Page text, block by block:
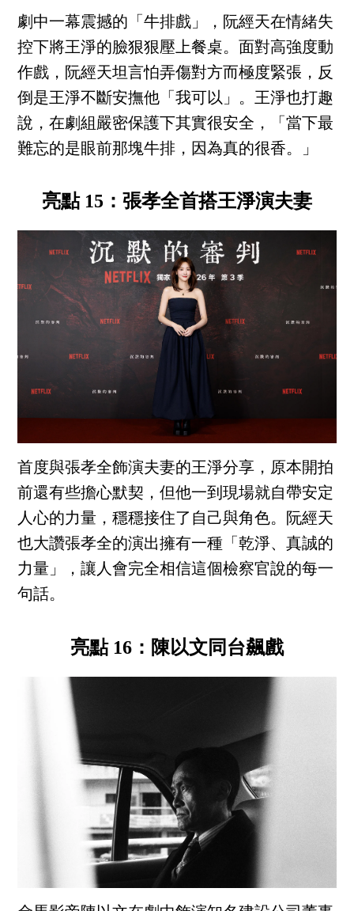
劇中一幕震撼的「牛排戲」，阮經天在情緒失
控下將王淨的臉狠狠壓上餐桌。面對高強度動
作戲，阮經天坦言怕弄傷對方而極度緊張，反
倒是王淨不斷安撫他「我可以」。王淨也打趣
說，在劇組嚴密保護下其實很安全，「當下最
難忘的是眼前那塊牛排，因為真的很香。」
亮點 15：張孝全首搭王淨演夫妻
首度與張孝全飾演夫妻的王淨分享，原本開拍
前還有些擔心默契，但他一到現場就自帶安定
人心的力量，穩穩接住了自己與角色。阮經天
也大讚張孝全的演出擁有一種「乾淨、真誠的
力量」，讓人會完全相信這個檢察官說的每一
句話。
亮點 16：陳以文同台飆戲